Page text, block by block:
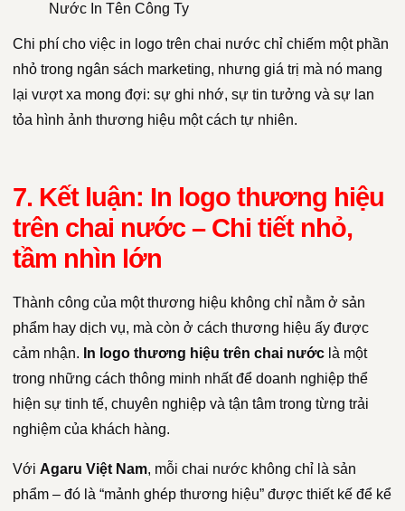
Nước In Tên Công Ty
Chi phí cho việc in logo trên chai nước chỉ chiếm một phần
nhỏ trong ngân sách marketing, nhưng giá trị mà nó mang
lại vượt xa mong đợi: sự ghi nhớ, sự tin tưởng và sự lan
tỏa hình ảnh thương hiệu một cách tự nhiên.
7. Kết luận: In logo thương hiệu
trên chai nước – Chi tiết nhỏ,
tầm nhìn lớn
Thành công của một thương hiệu không chỉ nằm ở sản
phẩm hay dịch vụ, mà còn ở cách thương hiệu ấy được
cảm nhận. In logo thương hiệu trên chai nước là một
trong những cách thông minh nhất để doanh nghiệp thể
hiện sự tinh tế, chuyên nghiệp và tận tâm trong từng trải
nghiệm của khách hàng.
Với Agaru Việt Nam, mỗi chai nước không chỉ là sản
phẩm – đó là “mảnh ghép thương hiệu” được thiết kế để kể